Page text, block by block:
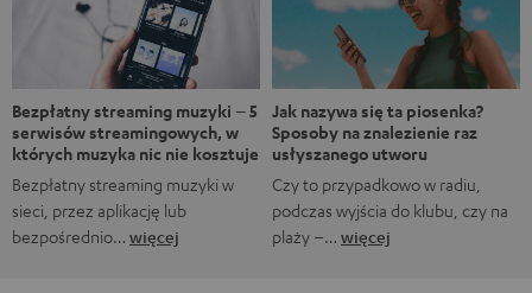
Bezpłatny streaming muzyki – 5
serwisów streamingowych, w
których muzyka nic nie kosztuje
Bezpłatny streaming muzyki w
sieci, przez aplikację lub
bezpośrednio… więcej
Jak nazywa się ta piosenka?
Sposoby na znalezienie raz
usłyszanego utworu
Czy to przypadkowo w radiu,
podczas wyjścia do klubu, czy na
plaży –… więcej